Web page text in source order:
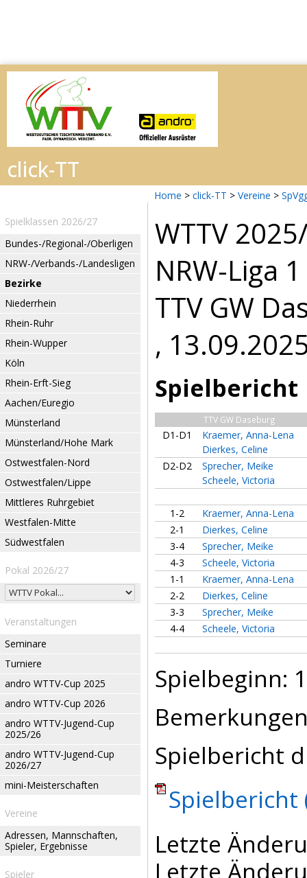
Home > click-TT > Vereine >
Spielklassen 2026/27
Bundes-/Regional-/Oberligen
NRW-/Verbands-/Landesligen
Bezirke
Niederrhein
Rhein-Ruhr
Rhein-Wupper
Köln
Rhein-Erft-Sieg
Aachen/Euregio
Münsterland
Münsterland/Hohe Mark
Ostwestfalen-Nord
Ostwestfalen/Lippe
Mittleres Ruhrgebiet
Westfalen-Mitte
Südwestfalen
Pokal 2026/27
Veranstaltungen
Seminare
Turniere
andro WTTV-Cup 2025
andro WTTV-Cup 2026
andro WTTV-Jugend-Cup
2025/26
andro WTTV-Jugend-Cup
2026/27
mini-Meisterschaften
Vereine
Adressen, Mannschaften,
Spieler, Ergebnisse
Spieler
WTTV
NRW-Liga
TTV GW
,
Spielbericht
TTV GW Daseburg
D1-D1
Kraemer, Anna-Lena
Dierkes, Celine
D2-D2
Sprecher, Meike
Scheele, Victoria
1-2
Kraemer, Anna-Lena
2-1
Dierkes, Celine
3-4
Sprecher, Meike
4-3
Scheele, Victoria
1-1
Kraemer, Anna-Lena
2-2
Dierkes, Celine
3-3
Sprecher, Meike
4-4
Scheele, Victoria
Spielbeginn:
Spielbericht
Spielbericht
Letzte
Letzte